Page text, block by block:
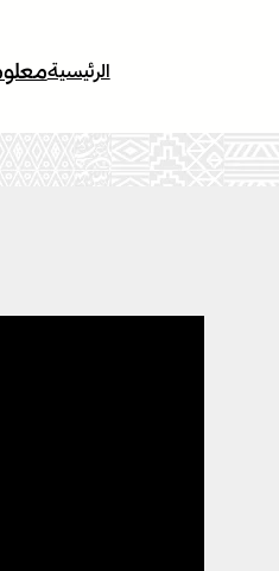
الرئيسية